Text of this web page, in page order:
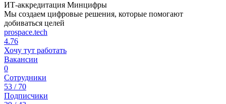
ИТ-аккредитация Минцифры
Мы создаем цифровые решения, которые помогают
добиваться целей
prospace.tech
4.76
Хочу тут работать
Вакансии
0
Сотрудники
53 / 70
Подписчики